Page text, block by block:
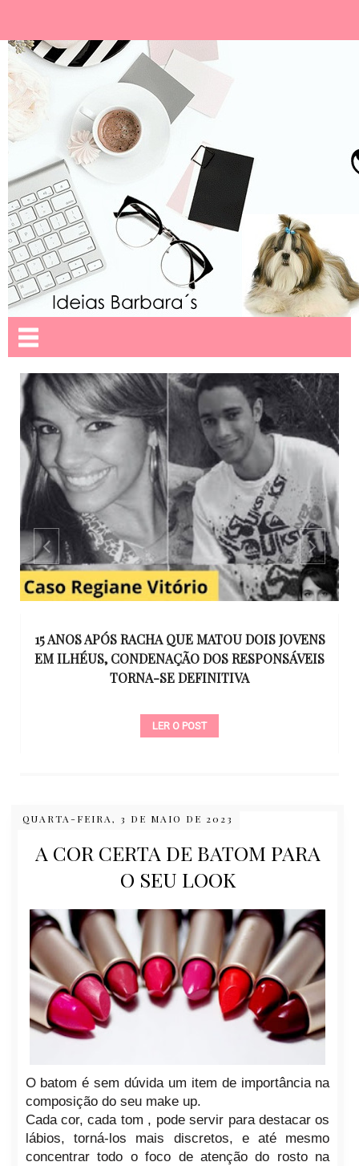
15 ANOS APÓS RACHA QUE MATOU DOIS JOVENS
EM ILHÉUS, CONDENAÇÃO DOS RESPONSÁVEIS
TORNA-SE DEFINITIVA
LER O POST
QUARTA-FEIRA, 3 DE MAIO DE 2023
A COR CERTA DE BATOM PARA
O SEU LOOK
O batom é sem dúvida um item de importância na
composição do seu make up.
Cada cor, cada tom , pode servir para destacar os
lábios, torná-los mais discretos, e até mesmo
concentrar todo o foco de atenção do rosto na